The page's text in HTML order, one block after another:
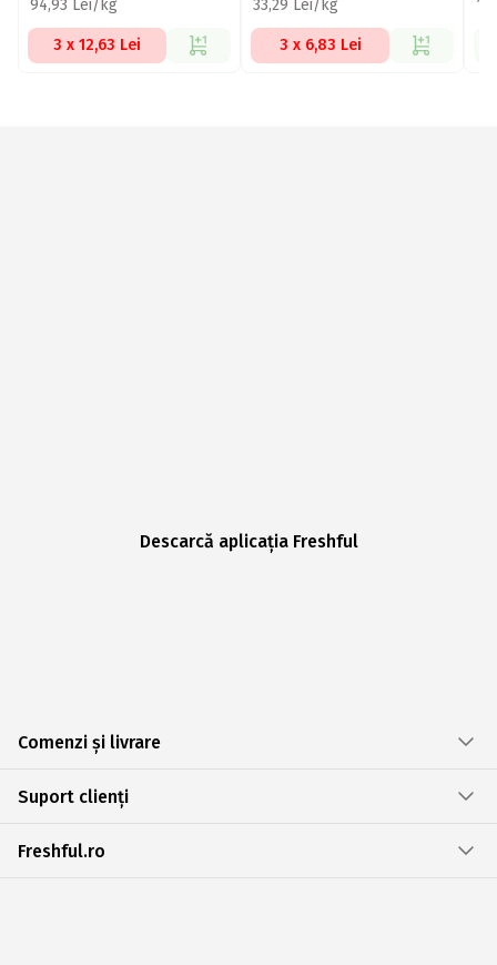
94,93 Lei/kg
3 x 12,63 Lei
33,29 Lei/kg
3 x 6,83 Lei
Descarcă aplicația Freshful
Comenzi și livrare
Suport clienți
Freshful.ro